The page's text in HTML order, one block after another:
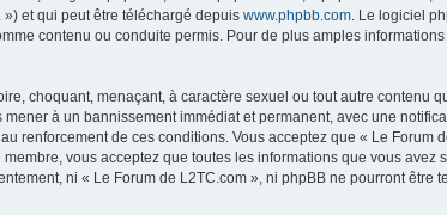
et qui peut être téléchargé depuis www.phpbb.com. Le logiciel
contenu ou conduite permis. Pour de plus amples
choquant, menaçant, à caractère sexuel ou tout autre contenu
à un bannissement immédiat et permanent, avec une
renforcement de ces conditions. Vous acceptez que « Le Forum
vous acceptez que toutes les informations que vous
ni « Le Forum de L2TC.com », ni phpBB ne pourront être